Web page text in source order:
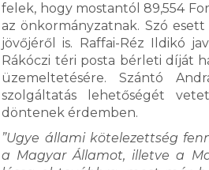
felek, hogy mostantól 89,554
az önkormányzatnak. Szó
jövőjéről is. Raffai-Réz Ildikó
Rákóczi téri posta bérleti díját
üzemeltetésére. Szántó
szolgáltatás lehetőségét
döntenek érdemben.
”Ugye állami kötelezettség
a Magyar Államot, illetve a